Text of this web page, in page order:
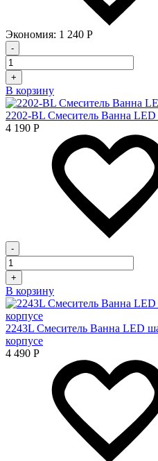
Экономия: 1 240 Р
-
+
В корзину
2202-ВL Смеситель Ванна LED
4 190 Р
-
+
В корзину
2243L Смеситель Ванна LED
корпусе
4 490 Р